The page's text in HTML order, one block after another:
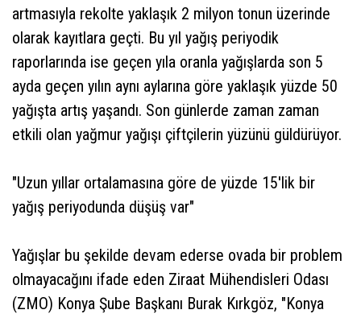
artmasıyla rekolte yaklaşık 2 milyon tonun üzerinde
olarak kayıtlara geçti. Bu yıl yağış periyodik
raporlarında ise geçen yıla oranla yağışlarda son 5
ayda geçen yılın aynı aylarına göre yaklaşık yüzde 50
yağışta artış yaşandı. Son günlerde zaman zaman
etkili olan yağmur yağışı çiftçilerin yüzünü güldürüyor.
"Uzun yıllar ortalamasına göre de yüzde 15'lik bir
yağış periyodunda düşüş var"
Yağışlar bu şekilde devam ederse ovada bir problem
olmayacağını ifade eden Ziraat Mühendisleri Odası
(ZMO) Konya Şube Başkanı Burak Kırkgöz, "Konya